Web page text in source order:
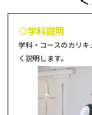
◎学科説明
学科・コースのカリ
く説明します。